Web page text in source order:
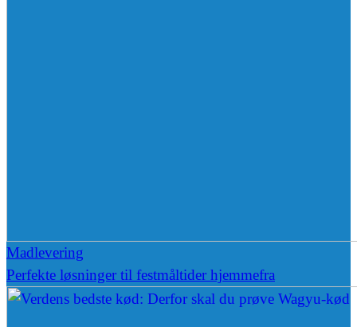
Madlevering
Perfekte løsninger til festmåltider hjemmefra